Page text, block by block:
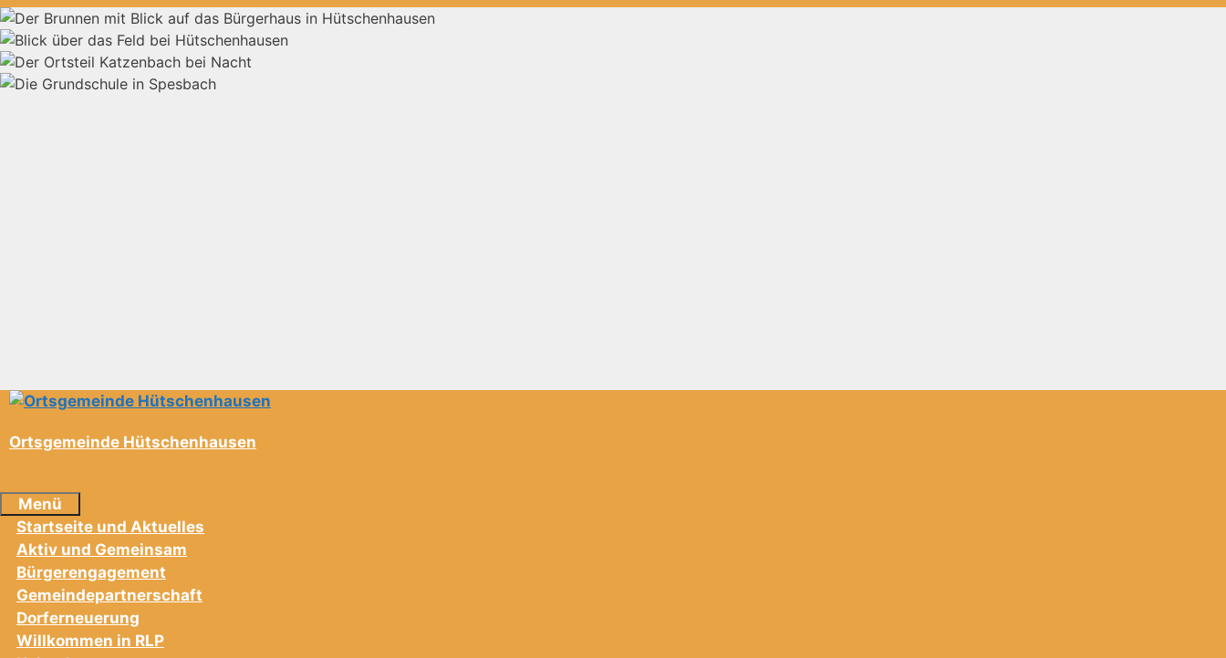
Ortsgemeinde Hütschenhausen
Menü
Startseite und Aktuelles
Aktiv und Gemeinsam
Bürgerengagement
Gemeindepartnerschaft
Dorferneuerung
Willkommen in RLP